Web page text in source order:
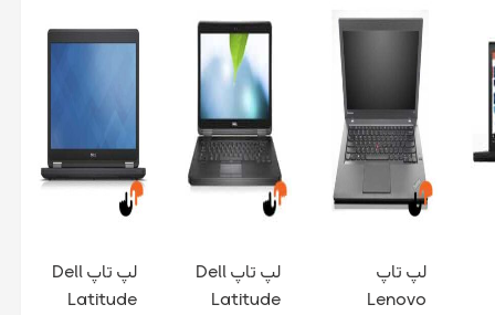
لپ تاپ
Lenovo
لپ تاپ Dell
Latitude
لپ تاپ Dell
Latitude